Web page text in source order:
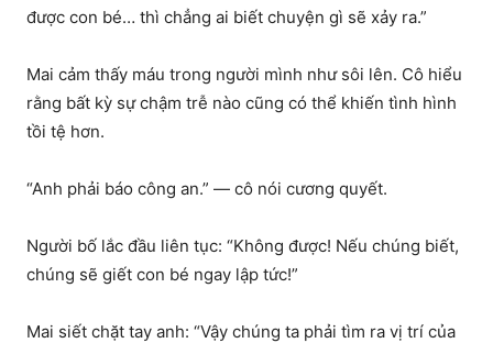
được con bé… thì chẳng ai biết chuyện gì sẽ xảy ra.”
Mai cảm thấy máu trong người mình như sôi lên. Cô hiểu
rằng bất kỳ sự chậm trễ nào cũng có thể khiến tình hình
tồi tệ hơn.
“Anh phải báo công an.” — cô nói cương quyết.
Người bố lắc đầu liên tục: “Không được! Nếu chúng biết,
chúng sẽ giết con bé ngay lập tức!”
Mai siết chặt tay anh: “Vậy chúng ta phải tìm ra vị trí của